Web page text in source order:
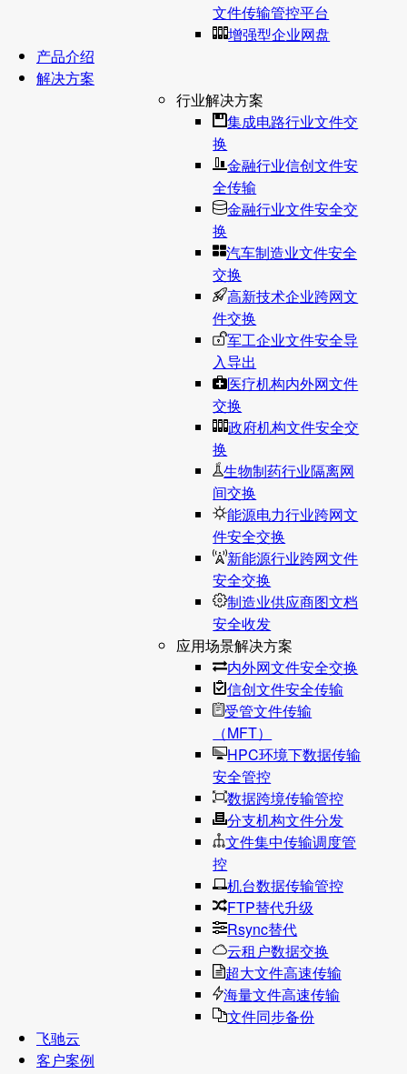
文件传输管控平台
增强型企业网盘
产品介绍
解决方案
行业解决方案
集成电路行业文件交
换
金融行业信创文件安
全传输
金融行业文件安全交
换
汽车制造业文件安全
交换
高新技术企业跨网文
件交换
军工企业文件安全导
入导出
医疗机构内外网文件
交换
政府机构文件安全交
换
生物制药行业隔离网
间交换
能源电力行业跨网文
件安全交换
新能源行业跨网文件
安全交换
制造业供应商图文档
安全收发
应用场景解决方案
内外网文件安全交换
信创文件安全传输
受管文件传输
（MFT）
HPC环境下数据传输
安全管控
数据跨境传输管控
分支机构文件分发
文件集中传输调度管
控
机台数据传输管控
FTP替代升级
Rsync替代
云租户数据交换
超大文件高速传输
海量文件高速传输
文件同步备份
飞驰云
客户案例